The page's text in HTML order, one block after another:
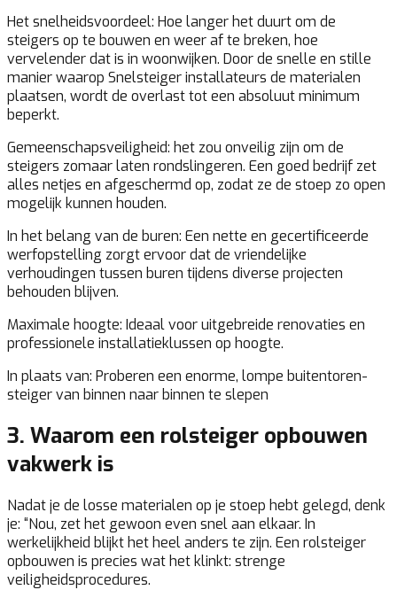
Het snelheidsvoordeel: Hoe langer het duurt om de
steigers op te bouwen en weer af te breken, hoe
vervelender dat is in woonwijken. Door de snelle en stille
manier waarop Snelsteiger installateurs de materialen
plaatsen, wordt de overlast tot een absoluut minimum
beperkt.
Gemeenschapsveiligheid: het zou onveilig zijn om de
steigers zomaar laten rondslingeren. Een goed bedrijf zet
alles netjes en afgeschermd op, zodat ze de stoep zo open
mogelijk kunnen houden.
In het belang van de buren: Een nette en gecertificeerde
werfopstelling zorgt ervoor dat de vriendelijke
verhoudingen tussen buren tijdens diverse projecten
behouden blijven.
Maximale hoogte: Ideaal voor uitgebreide renovaties en
professionele installatieklussen op hoogte.
In plaats van: Proberen een enorme, lompe buitentoren-
steiger van binnen naar binnen te slepen
3. Waarom een rolsteiger opbouwen
vakwerk is
Nadat je de losse materialen op je stoep hebt gelegd, denk
je: “Nou, zet het gewoon even snel aan elkaar. In
werkelijkheid blijkt het heel anders te zijn. Een rolsteiger
opbouwen is precies wat het klinkt: strenge
veiligheidsprocedures.